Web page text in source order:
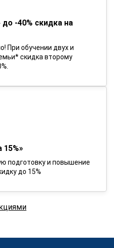
-40% скидка на
При обучении двух и
скидка второму
15%»
подготовку и повышение
до 15%